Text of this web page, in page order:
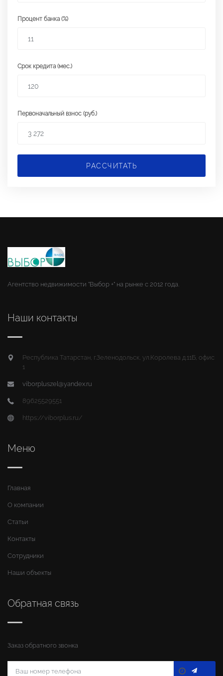
Процент банка (%)
Срок кредита (мес.)
Первоначальный взнос (руб.)
РАССЧИТАТЬ
Агентство недвижимости "Выбор +" на рынке с 2012 года.
Наши контакты
Республика Татарстан, г.Зеленодольск, ул.Королева д.11Б, офис
1
viborpluszel@yandex.ru
89625529551
https://viborplus.ru/
Меню
Главная
О компании
Статьи
Контакты
Сотрудники
Наши объекты
Обратная связь
Заказ обратного звонка